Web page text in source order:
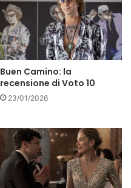
Buen Camino: la
recensione di Voto 10
23/01/2026